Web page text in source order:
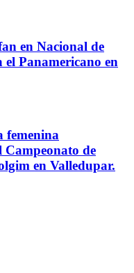
en Nacional de
Panamericano en
femenina
Campeonato de
en Valledupar.